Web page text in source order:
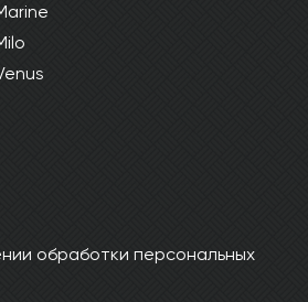
обработки персональных